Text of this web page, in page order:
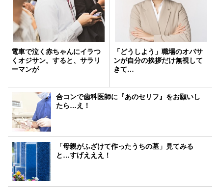
電車で泣く赤ちゃんにイラつ
くオジサン。すると、サラリ
ーマンが
「どうしよう」職場のオバサ
ンが自分の挨拶だけ無視して
きて…
合コンで歯科医師に『あのセリフ』をお願いし
たら…え！
「母親がふざけて作ったうちの墓」見てみる
と…すげえええ！